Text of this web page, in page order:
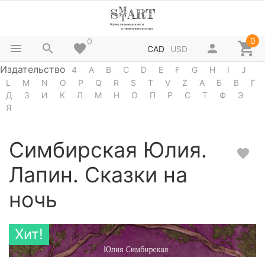
0
CAD USD
0
Издательство 4 A B C D E F G H I
J
L
M N O P Q R S T V Z А Б В
Г
Д
З И К Л М Н О П Р С Т Ф
Э
Я
Симбирская Юлия.
Лапин. Сказки на
ночь
Хит!